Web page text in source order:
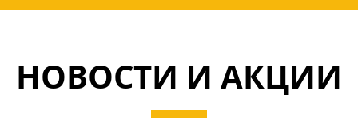
НОВОСТИ И АКЦИИ